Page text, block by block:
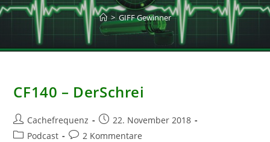
> GIFF Gewinner
CF140 – DerSchrei
Beitrags-
Autor:
Cachefrequenz
Beitrag
veröffentlicht:
22. November 2018
Beitrags-
Podcast
Beitrags-
2 Kommentare